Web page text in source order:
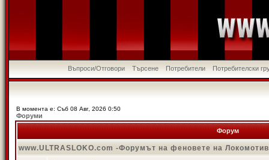
Въпроси/Отговори Търсене Потребители Потребителски
В момента е: Съб 08 Авг, 2026 0:50
Форуми
Форум
www.ULTRASLOKO.com -Форумът на феновете на